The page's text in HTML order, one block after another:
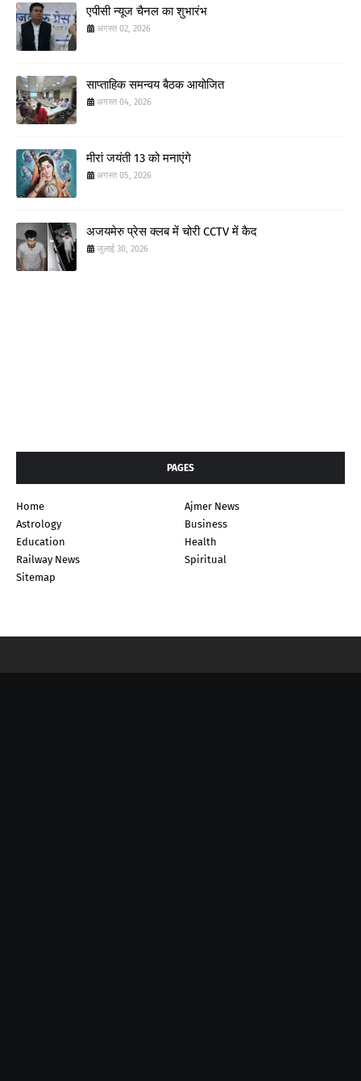
एपीसी न्यूज चैनल का शुभारंभ
अगस्त 02, 2026
साप्ताहिक समन्वय बैठक आयोजित
अगस्त 04, 2026
मीरां जयंती 13 को मनाएंगे
अगस्त 05, 2026
अजयमेरु प्रेस क्लब में चोरी CCTV में कैद
जुलाई 30, 2026
PAGES
Home
Ajmer News
Astrology
Business
Education
Health
Railway News
Spiritual
Sitemap